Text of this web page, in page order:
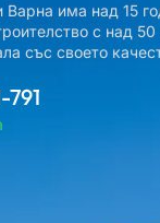
има над 15
с над 50
със своето